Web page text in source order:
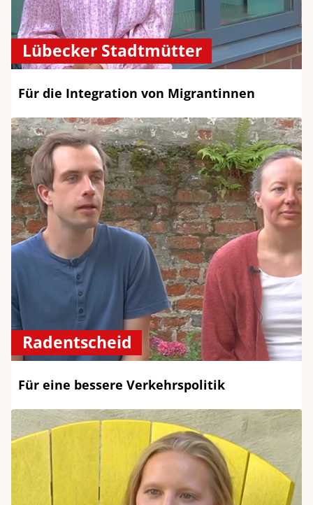
Lübecker Stadtmütter
Für die Integration von Migrantinnen
Radentscheid
Für eine bessere Verkehrspolitik